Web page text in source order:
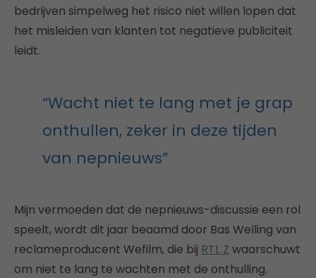
bedrijven simpelweg het risico niet willen lopen dat
het misleiden van klanten tot negatieve publiciteit
leidt.
“Wacht niet te lang met je grap
onthullen, zeker in deze tijden
van nepnieuws”
Mijn vermoeden dat de nepnieuws-discussie een rol
speelt, wordt dit jaar beaamd door Bas Welling van
reclameproducent Wefilm, die bij RTL Z waarschuwt
om niet te lang te wachten met de onthulling.